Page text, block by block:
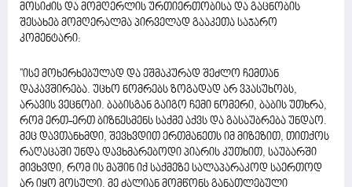
მოსიძის და მომღერლის ურთიერთობისა და გაცნობის
შესახებ მომღერალმა პირველად გააკეთა საჯარო
კომენტარი:
''ისე მოხერხებულად და ეშმაკურად შეძლო ჩემთან
დაკავშირება. უცხო ნომრებს ზოგადად არ ვპასუხობს,
არავის ვეცნობი. ბაბისგან გაიგო ჩემი ნომერი, ბაბის უთხრა,
რომ ერთ-ერთ ბიზნესმენს საქმე აქვს და გასაუბრება უნდაო.
მეც დავთანხმდი, შევხვდით ერთმანეთს იმ მიზეზით, თითქოს
რაღაცაში უნდა დავხმარებოდი პიარის კუთხით, საუბარში
მივხვდი, რომ ის მაშინ იქ საქმეზე სალაპარაკოდ საერთოდ
არ იყო მოსული. მე ძალიან მომწონს განათლებული